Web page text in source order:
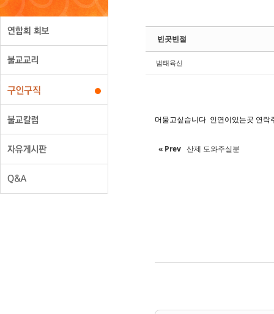
빈곳빈절
범태육신
머물고싶습니다 인연이있는곳 연
« Prev 산제 도와주실분
Sketchbook5,
Sketchbook5,